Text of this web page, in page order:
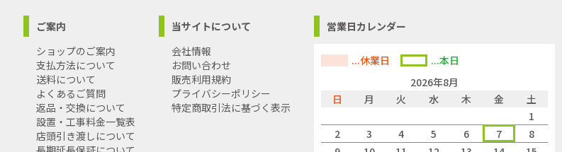
ご案内
ショップのご案内
支払方法について
送料について
よくあるご質問
返品・交換について
設置・工事料金一覧表
店頭引き渡しについて
当サイトについて
会社情報
お問い合わせ
販売利用規約
プライバシーポリシー
特定商取引法に基づく表示
営業日カレンダー
...休業日
...本日
2026年8月
日
月 火 水 木 金
土
1
2
3 4 5 6 7
8